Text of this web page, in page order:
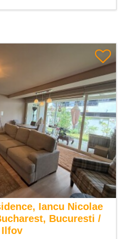
vila 6 camere
Iancu Nicolae
Bucuresti /
Ilfov